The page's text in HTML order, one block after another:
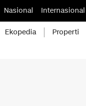
Nasional Internasional
Ekopedia Properti